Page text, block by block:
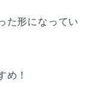
た形になってい
め！